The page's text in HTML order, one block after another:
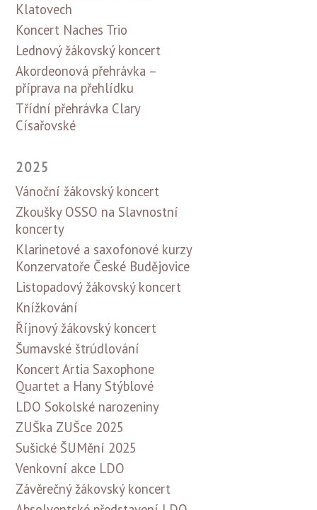
Klatovech
Koncert Naches Trio
Lednový žákovský koncert
Akordeonová přehrávka –
příprava na přehlídku
Třídní přehrávka Clary
Císařovské
2025
Vánoční žákovský koncert
Zkoušky OSSO na Slavnostní
koncerty
Klarinetové a saxofonové kurzy
Konzervatoře České Budějovice
Listopadový žákovský koncert
Knížkování
Říjnový žákovský koncert
Šumavské štrúdlování
Koncert Artia Saxophone
Quartet a Hany Stýblové
LDO Sokolské narozeniny
ZUŠka ZUŠce 2025
Sušické ŠUMění 2025
Venkovní akce LDO
Závěrečný žákovský koncert